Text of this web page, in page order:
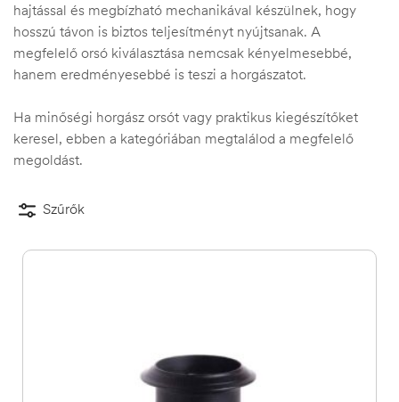
hajtással és megbízható mechanikával készülnek, hogy
hosszú távon is biztos teljesítményt nyújtsanak. A
megfelelő orsó kiválasztása nemcsak kényelmesebbé,
hanem eredményesebbé is teszi a horgászatot.
Ha minőségi horgász orsót vagy praktikus kiegészítőket
keresel, ebben a kategóriában megtalálod a megfelelő
megoldást.
Szűrők